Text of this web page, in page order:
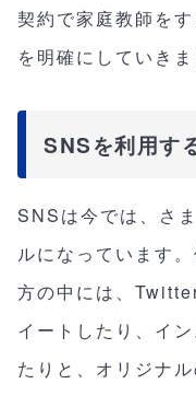
契約で家庭教師を
を明確にしていきま
SNSを利用す
SNSは今では、さ
ルになっています
方の中には、
イートしたり、イ
たりと、オリジナ